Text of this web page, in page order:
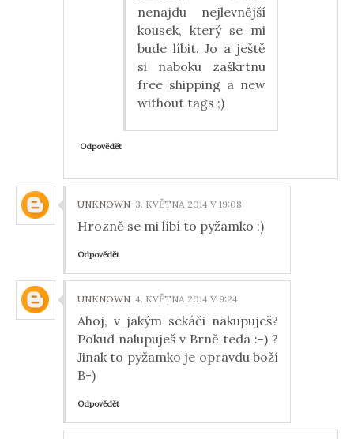
nenajdu nejlevnější
kousek, který se mi
bude líbit. Jo a ještě
si naboku zaškrtnu
free shipping a new
without tags ;)
Odpovědět
UNKNOWN 3. KVĚTNA 2014 V 19:08
Hrozně se mi líbí to pyžamko :)
Odpovědět
UNKNOWN 4. KVĚTNA 2014 V 9:24
Ahoj, v jakým sekáči nakupuješ?
Pokud nalupuješ v Brně teda :-) ?
Jinak to pyžamko je opravdu boží
B-)
Odpovědět